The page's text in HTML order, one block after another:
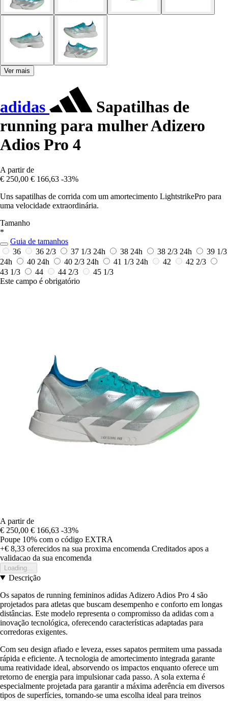
Ver mais
adidas
Sapatilhas de
running para mulher Adizero
Adios Pro 4
A partir de
€ 250,00 € 166,63 -33%
Uns sapatilhas de corrida com um amortecimento LightstrikePro para
uma velocidade extraordinária.
Tamanho
*
Guia de tamanhos
36
36 2/3 37 1/3 24h 38 24h 38 2/3 24h
39 1/3
24h
40 24h 40 2/3 24h 41 1/3 24h 42
42 2/3
43 1/3
44 44 2/3
45 1/3
Este campo é obrigatório
A partir de
€ 250,00 € 166,63 -33%
Poupe 10% com o código EXTRA
+€ 8,33 oferecidos na sua proxima encomenda Creditados apos a
validacao da sua encomenda
Loading...
Descrição
Os sapatos de running femininos adidas Adizero Adios Pro 4 são
projetados para atletas que buscam desempenho e conforto em longas
distâncias. Este modelo representa o compromisso da adidas com a
inovação tecnológica, oferecendo características adaptadas para
corredoras exigentes.
Com seu design afiado e leveza, esses sapatos permitem uma passada
rápida e eficiente. A tecnologia de amortecimento integrada garante
uma reatividade ideal, absorvendo os impactos enquanto oferece um
retorno de energia para impulsionar cada passo. A sola externa é
especialmente projetada para garantir a máxima aderência em diversos
tipos de superfícies, tornando-se uma escolha ideal para treinos